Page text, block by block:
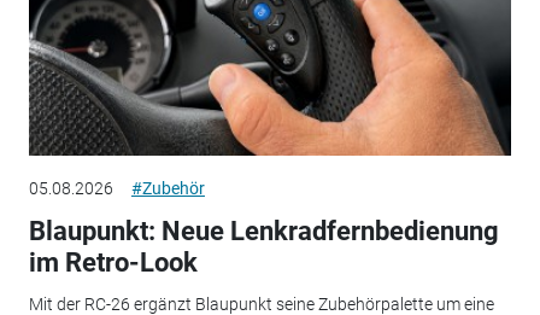
05.08.2026 #Zubehör
Blaupunkt: Neue Lenkradfernbedienung
im Retro-Look
Mit der RC-26 ergänzt Blaupunkt seine Zubehörpalette um eine